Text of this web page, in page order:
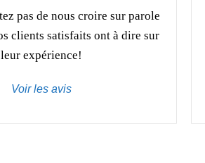
pas de nous croire sur parole
clients satisfaits ont à dire sur
leur expérience!
Voir les avis